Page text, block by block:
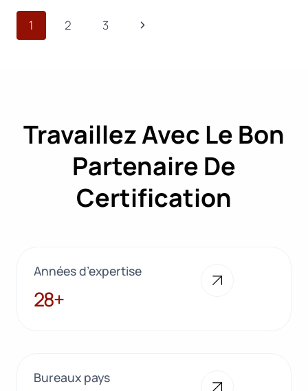
SERVICES
Navigation
1 2 3
Page
Travaillez Avec Le Bon
Partenaire De
Certification
Années d’expertise
28+
28+
Bureaux pays